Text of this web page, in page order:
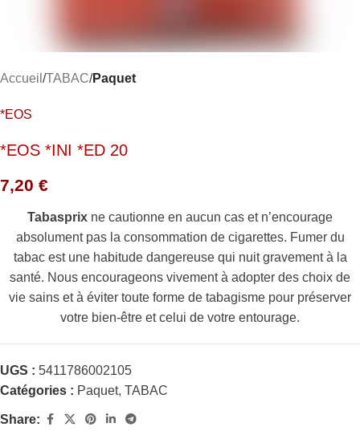
Accueil TABAC Paquet
*EOS
*EOS *INI *ED 20
7,20 €
Tabasprix ne cautionne en aucun cas et n’encourage
absolument pas la consommation de cigarettes. Fumer du
tabac est une habitude dangereuse qui nuit gravement à la
santé. Nous encourageons vivement à adopter des choix de
vie sains et à éviter toute forme de tabagisme pour préserver
votre bien-être et celui de votre entourage.
UGS : 5411786002105
Catégories : Paquet, TABAC
Share: